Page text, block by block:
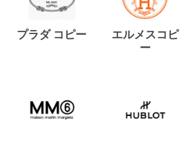
プラダ コピー
エルメスコピ
ー